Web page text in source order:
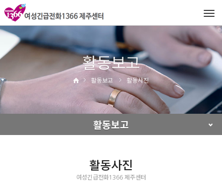
활동보고
활동보고 활동사진
활동보고
활동사진
여성긴급전화1366 제주센터